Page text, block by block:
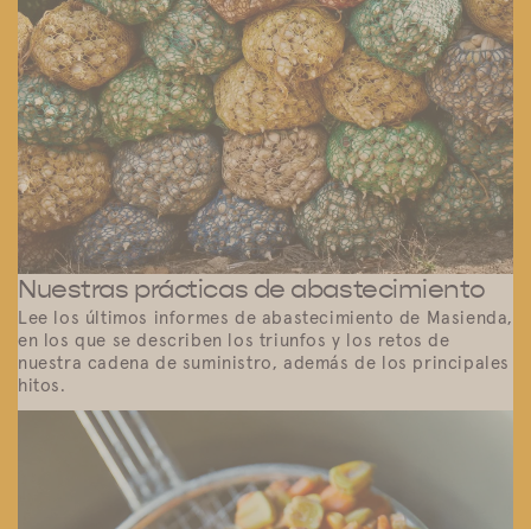
Nuestras prácticas de abastecimiento
Lee los últimos informes de abastecimiento de Masienda,
en los que se describen los triunfos y los retos de
nuestra cadena de suministro, además de los principales
hitos.